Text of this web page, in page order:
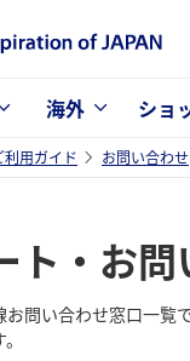
海外 ショ
利用ガイド お問い合わせ
ト・お問
お問い合わせ窓口一覧